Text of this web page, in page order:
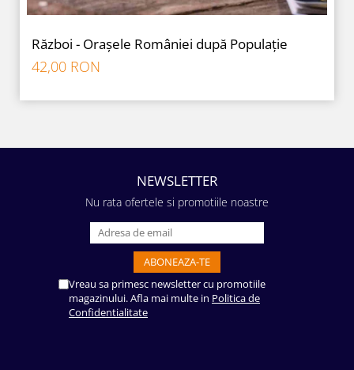
Război - Orașele României după Populație
42,00 RON
NEWSLETTER
Nu rata ofertele si promotiile noastre
Vreau sa primesc newsletter cu promotiile
magazinului. Afla mai multe in Politica de
Confidentialitate